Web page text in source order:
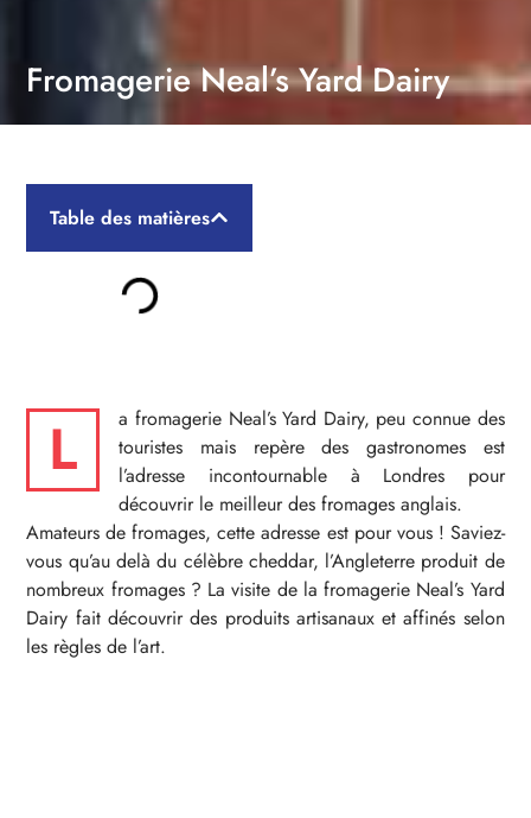
Fromagerie Neal’s Yard Dairy
Table des matières
L
a fromagerie Neal’s Yard Dairy, peu connue des
touristes mais repère des gastronomes est
l’adresse incontournable à Londres pour
découvrir le meilleur des fromages anglais.
Amateurs de fromages, cette adresse est pour vous ! Saviez-
vous qu’au delà du célèbre cheddar, l’Angleterre produit de
nombreux fromages ? La visite de la fromagerie Neal’s Yard
Dairy fait découvrir des produits artisanaux et affinés selon
les règles de l’art.